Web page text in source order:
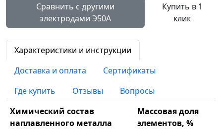
Сравнить с другими
электродами Э50А
Купить в 1
клик
Характеристики и инструкции
Доставка и оплата
Сертификаты
Где купить
Отзывы
Вопросы
Химический состав
наплавленного металла
Массовая доля
элементов, %